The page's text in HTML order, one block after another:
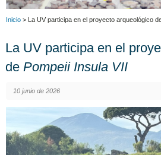
Inicio > La UV participa en el proyecto arqueológico
La UV participa en el
de Pompeii Insula VII
10 junio de 2026